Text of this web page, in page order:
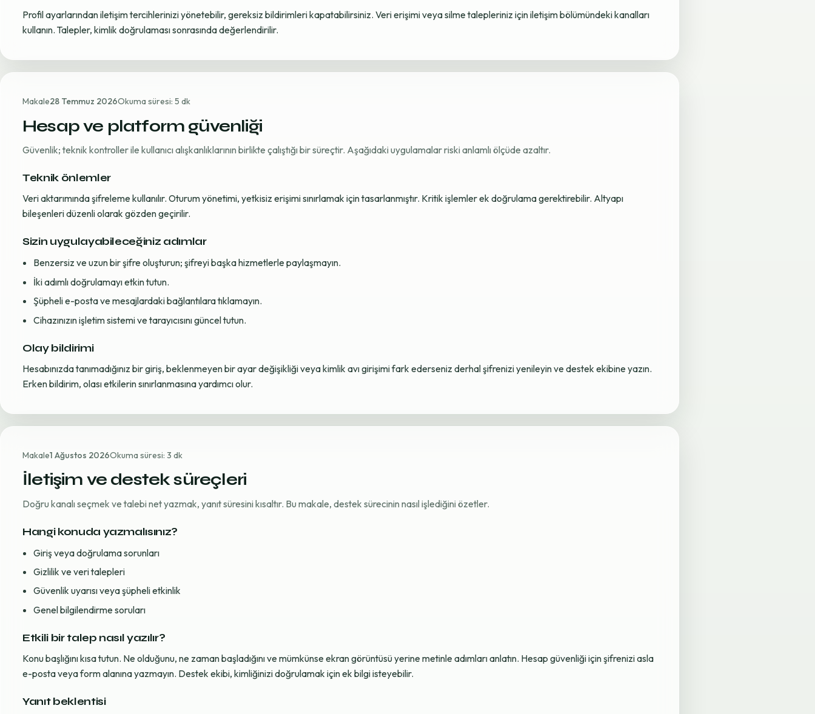
Profil ayarlarından iletişim tercihlerinizi yönetebilir, gereksiz bildirimleri kapatabilirsiniz. Veri erişimi veya silme talepleriniz için iletişim bölümündeki kanalları
kullanın. Talepler, kimlik doğrulaması sonrasında değerlendirilir.
Makale28 Temmuz 2026Okuma süresi: 5 dk
Hesap ve platform güvenliği
Güvenlik; teknik kontroller ile kullanıcı alışkanlıklarının birlikte çalıştığı bir süreçtir. Aşağıdaki uygulamalar riski anlamlı ölçüde azaltır.
Teknik önlemler
Veri aktarımında şifreleme kullanılır. Oturum yönetimi, yetkisiz erişimi sınırlamak için tasarlanmıştır. Kritik işlemler ek doğrulama gerektirebilir. Altyapı
bileşenleri düzenli olarak gözden geçirilir.
Sizin uygulayabileceğiniz adımlar
Benzersiz ve uzun bir şifre oluşturun; şifreyi başka hizmetlerle paylaşmayın.
İki adımlı doğrulamayı etkin tutun.
Şüpheli e-posta ve mesajlardaki bağlantılara tıklamayın.
Cihazınızın işletim sistemi ve tarayıcısını güncel tutun.
Olay bildirimi
Hesabınızda tanımadığınız bir giriş, beklenmeyen bir ayar değişikliği veya kimlik avı girişimi fark ederseniz derhal şifrenizi yenileyin ve destek ekibine yazın.
Erken bildirim, olası etkilerin sınırlanmasına yardımcı olur.
Makale1 Ağustos 2026Okuma süresi: 3 dk
İletişim ve destek süreçleri
Doğru kanalı seçmek ve talebi net yazmak, yanıt süresini kısaltır. Bu makale, destek sürecinin nasıl işlediğini özetler.
Hangi konuda yazmalısınız?
Giriş veya doğrulama sorunları
Gizlilik ve veri talepleri
Güvenlik uyarısı veya şüpheli etkinlik
Genel bilgilendirme soruları
Etkili bir talep nasıl yazılır?
Konu başlığını kısa tutun. Ne olduğunu, ne zaman başladığını ve mümkünse ekran görüntüsü yerine metinle adımları anlatın. Hesap güvenliği için şifrenizi asla
e-posta veya form alanına yazmayın. Destek ekibi, kimliğinizi doğrulamak için ek bilgi isteyebilir.
Yanıt beklentisi